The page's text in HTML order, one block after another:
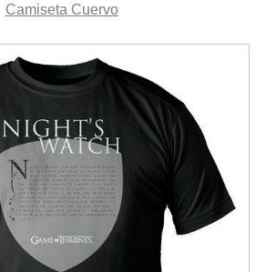
Camiseta Cuervo